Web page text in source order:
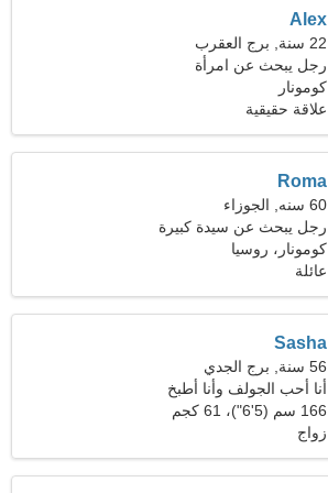
Alex
22 سنة, برج العقرب
رجل يبحث عن امرأة
كومونار
علاقة حقيقية
Roma
60 سنه, الجوزاء
رجل يبحث عن سيدة كبيرة
52-58
كومونار، روسيا
عائلة
Sasha
56 سنة, برج الجدي
أنا أحب الجولف وأنا أطبخ
166 سم (5'6")، 61 كجم
(134 رطلا)زواج